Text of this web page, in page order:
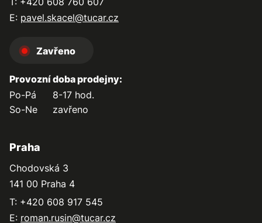
E: pavel.skacel@tucar.cz
Zavřeno
Provozní doba prodejny:
Po-Pá
8-17 hod.
So-Ne
zavřeno
Praha
Chodovská 3
141 00 Praha 4
T: +420 608 917 545
E: roman.rusin@tucar.cz